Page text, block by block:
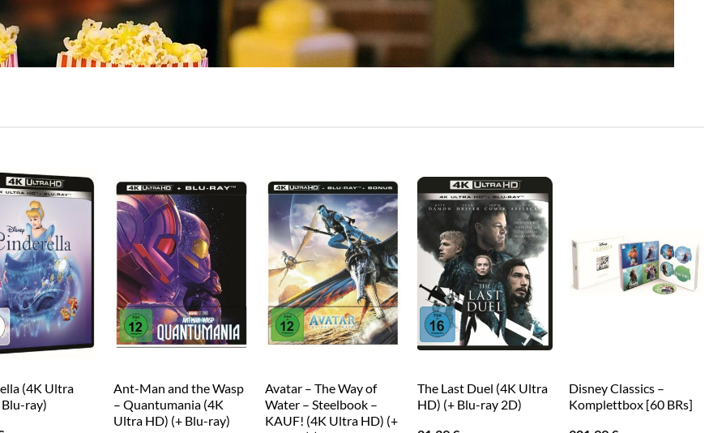
(4K Ultra
ray)
Ant-Man and the Wasp
– Quantumania (4K
Ultra HD) (+ Blu-ray)
Avatar – The Way of
Water – Steelbook –
KAUF! (4K Ultra HD) (+
The Last Duel (4K Ultra
HD) (+ Blu-ray 2D)
Disney Classics –
Komplettbox [60 BRs]